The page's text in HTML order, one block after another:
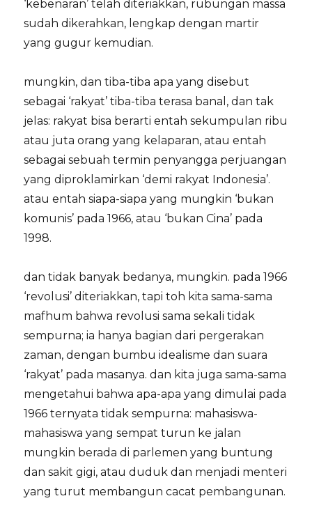
‘kebenaran’ telah diteriakkan, rubungan massa
sudah dikerahkan, lengkap dengan martir
yang gugur kemudian.
mungkin, dan tiba-tiba apa yang disebut
sebagai ‘rakyat’ tiba-tiba terasa banal, dan tak
jelas: rakyat bisa berarti entah sekumpulan ribu
atau juta orang yang kelaparan, atau entah
sebagai sebuah termin penyangga perjuangan
yang diproklamirkan ‘demi rakyat Indonesia’.
atau entah siapa-siapa yang mungkin ‘bukan
komunis’ pada 1966, atau ‘bukan Cina’ pada
1998.
dan tidak banyak bedanya, mungkin. pada 1966
‘revolusi’ diteriakkan, tapi toh kita sama-sama
mafhum bahwa revolusi sama sekali tidak
sempurna; ia hanya bagian dari pergerakan
zaman, dengan bumbu idealisme dan suara
‘rakyat’ pada masanya. dan kita juga sama-sama
mengetahui bahwa apa-apa yang dimulai pada
1966 ternyata tidak sempurna: mahasiswa-
mahasiswa yang sempat turun ke jalan
mungkin berada di parlemen yang buntung
dan sakit gigi, atau duduk dan menjadi menteri
yang turut membangun cacat pembangunan.